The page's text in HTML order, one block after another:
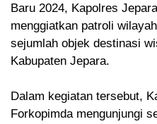
Baru 2024, Kapolres
menggiatkan patroli
sejumlah objek destinasi
Kabupaten Jepara.
Dalam kegiatan tersebut,
Forkopimda mengunjungi